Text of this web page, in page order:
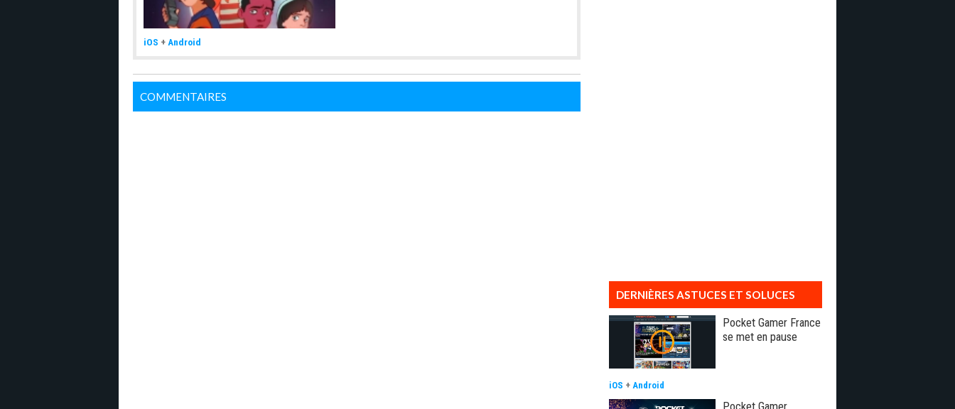
iOS + Android
COMMENTAIRES
DERNIÈRES ASTUCES ET SOLUCES
Pocket Gamer France
se met en pause
iOS + Android
Pocket Gamer